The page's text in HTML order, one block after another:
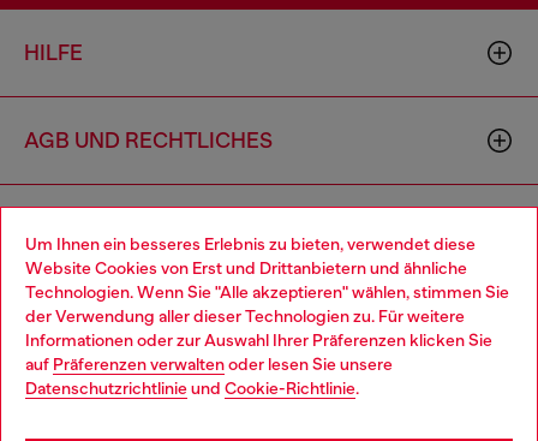
Um Ihnen ein besseres Erlebnis zu bieten, verwendet diese
Website Cookies von Erst und Drittanbietern und ähnliche
Technologien. Wenn Sie "Alle akzeptieren" wählen, stimmen Sie
der Verwendung aller dieser Technologien zu. Für weitere
Informationen oder zur Auswahl Ihrer Präferenzen klicken Sie
auf Präferenzen verwaltenoder lesen Sie unsere
Datenschutzrichtlinieund Cookie-Richtlinie.
HILFE
AGB UND RECHTLICHES
CORPORATE
Choose your location
You are currently browsing Österreich website, but it seems you
may be based in United States